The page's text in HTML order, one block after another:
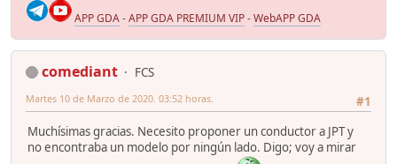
APP GDA-APP GDA PREMIUM VIP-WebAPP GDA
comediant
FCS
#1
Martes 10 de Marzo de 2020. 03:52 horas.
Muchísimas gracias. Necesito proponer un conductor a JPT y
no encontraba un modelo por ningún lado. Digo; voy a mirar